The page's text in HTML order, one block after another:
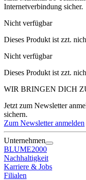
Internetverbindung sicher.
Nicht verfügbar
Dieses Produkt ist zzt.
Nicht verfügbar
Dieses Produkt ist zzt.
WIR BRINGEN DICH
Jetzt zum Newsletter
sichern.
Zum Newsletter anmelden
Unternehmen
BLUME2000
Nachhaltigkeit
Karriere & Jobs
Filialen